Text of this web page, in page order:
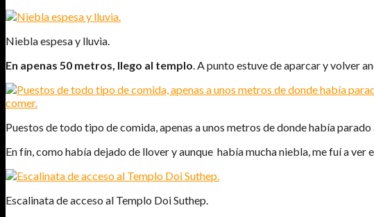
Niebla espesa y lluvia.
En apenas 50 metros, llego al templo. A punto estuve de aparcar y volver
Puestos de todo tipo de comida, apenas a unos metros de donde había parado
En fín, como había dejado de llover y aunque había mucha niebla, me fuí a
Escalinata de acceso al Templo Doi Suthep.